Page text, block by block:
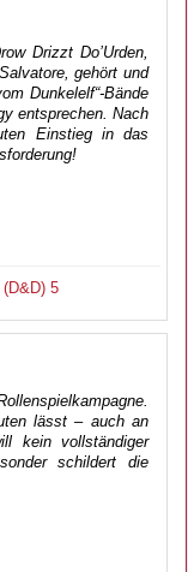
Drizzt Do’Urden,
gehört und
Dunkelelf“-Bände
entsprechen. Nach
Einstieg in das
5
lässt – auch an
kein vollständiger
schildert die